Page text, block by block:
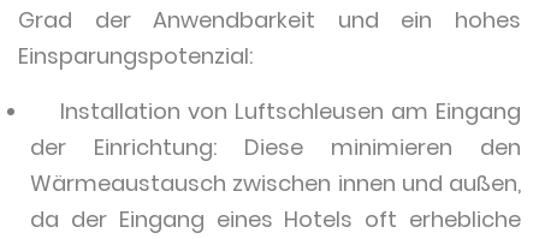
Grad der Anwendbarkeit und ein hohes
Einsparungspotenzial:
Installation von Luftschleusen am Eingang
der Einrichtung: Diese minimieren den
Wärmeaustausch zwischen innen und außen,
da der Eingang eines Hotels oft erhebliche